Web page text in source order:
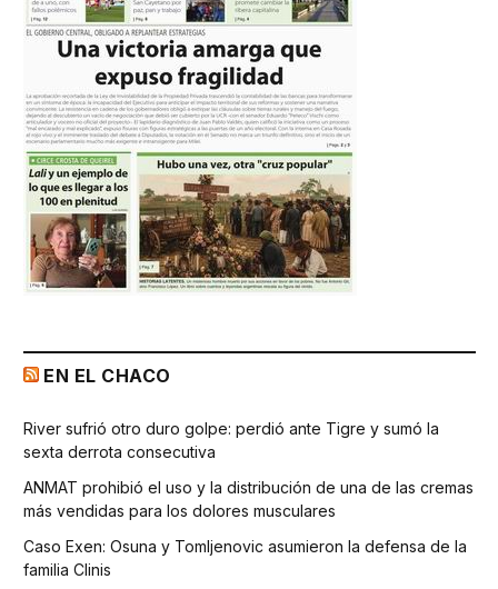
EN EL CHACO
River sufrió otro duro golpe: perdió ante Tigre y sumó la
sexta derrota consecutiva
ANMAT prohibió el uso y la distribución de una de las cremas
más vendidas para los dolores musculares
Caso Exen: Osuna y Tomljenovic asumieron la defensa de la
familia Clinis